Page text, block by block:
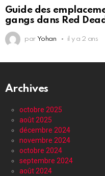
Guide des
gangs dans Red
par Yohan il y a 2 ans
Archives
octobre 2025
août 2025
décembre 2024
novembre 2024
octobre 2024
septembre 2024
août 2024